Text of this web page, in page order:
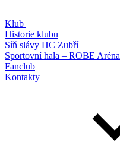
Klub
Historie klubu
Síň slávy HC Zubří
Sportovní hala – ROBE Aréna
Fanclub
Kontakty